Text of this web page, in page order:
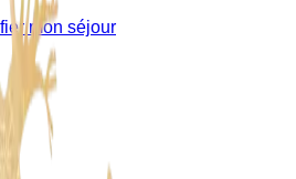
mon séjour